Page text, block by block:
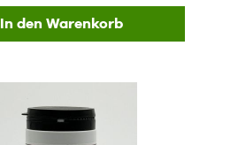
In den Warenkorb